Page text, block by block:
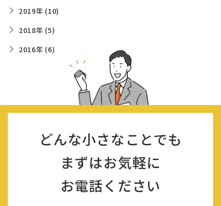
2019年 (10)
2018年 (5)
2016年 (6)
どんな小さなことでも
まずはお気軽に
お電話ください